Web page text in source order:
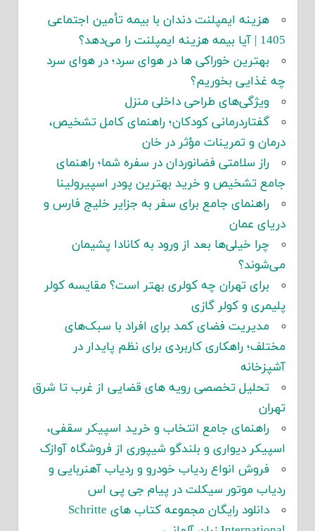
هزینه ایمپلنت دندان با بیمه تأمین اجتماعی
1405 | آیا بیمه هزینه ایمپلنت را می‌دهد؟
بهترین خوراکی ها در هوای سرد؛ در هوای سرد
چه غذایی بخوریم؟
ویژگی‌های طراحی داخلی منزل
گفتاردرمانی کودکان؛ راهنمای کامل تشخیص،
درمان و تمرینات مؤثر در خان
راز سلامتی فضانوردان در سفره شما؛ راهنمای
جامع تشخیص و خرید بهترین پودر اسپیرولینا
راهنمای جامع برای سفر به جزایر خلیج فارس و
دریای عمان
چرا خیلی‌ها بعد از ورود به کانادا پشیمان
می‌شوند؟
برای تهران چه کولری بهتر است؟ مقایسه کولر
پلیمری و کولر گازی
مدیریت فضای کمد برای افراد با سبک‌های
مختلف؛ راهکاری کاربردی برای نظم پایدار در
آشپزخانه
تحلیل تخصصی رویه های قضایی از غرب تا شرق
تهران
راهنمای جامع انتخاب و خرید اسپیکر سقفی،
اسپیکر دیواری و بلندگو شیپوری از فروشگاه آوازک
فروش انواع ردیاب خودرو و ردیاب آهنربایی و
ردیاب موتور سیکلت در پیام جی پی اس
دانلود رایگان مجموعه کتاب های Schritte